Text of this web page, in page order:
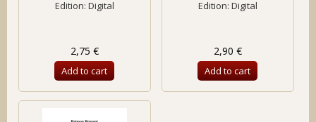
Edition: Digital
2,75 €
Add to cart
Edition: Digital
2,90 €
Add to cart